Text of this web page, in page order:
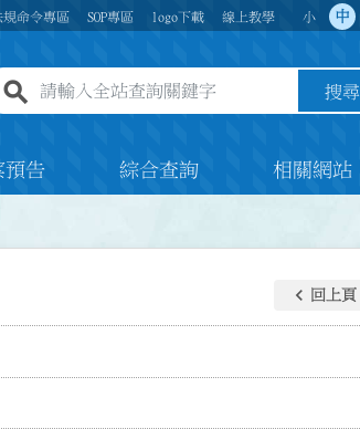
規命令專區 SOP專區 logo下載 線上教學 小 中
全站查詢關鍵字欄位 搜尋
預告 綜合查詢 相關網站
keyboard_arrow_left 回上頁